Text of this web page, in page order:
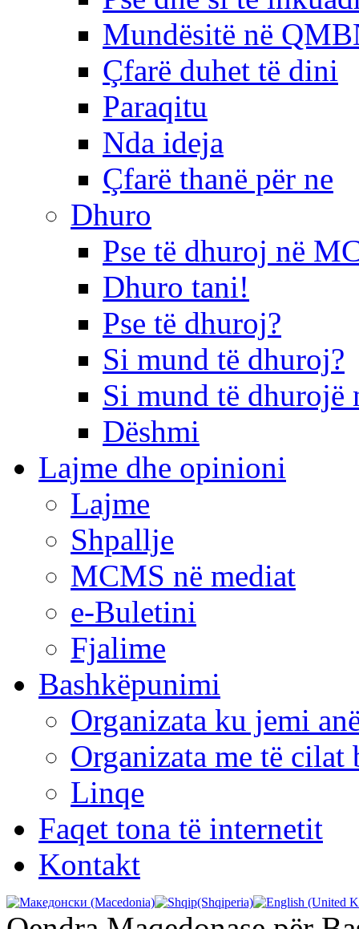
Mundësitë në
Çfarë duhet të dini
Paraqitu
Nda ideja
Çfarë thanë për ne
Dhuro
Pse të dhuroj në
Dhuro tani!
Pse të dhuroj?
Si mund të dhuroj?
Si mund të dhurojë
Dëshmi
Lajme dhe opinioni
Lajme
Shpallje
MCMS në mediat
e-Buletini
Fjalime
Bashkëpunimi
Organizata ku jemi
Organizata me të cilat
Linqe
Faqet tona të internetit
Kontakt